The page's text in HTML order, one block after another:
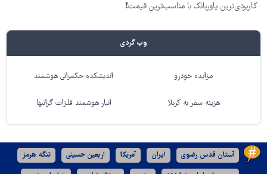
کاربردی‌ترین پاوربانک با مناسب‌ترین قیمت❗
وب گردی
مزایده خودرو اندیشکده حکمرانی هوشمند
هزینه سفر به کربلا انبار هوشمند فلزات گرانبها
آستان قدس رضوی ایران آمریکا اربعین حسینی تنگه هرمز